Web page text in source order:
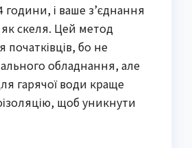
години, і ваше з’єднання
скеля. Цей метод
початківців, бо не
обладнання, але
гарячої води краще
щоб уникнути